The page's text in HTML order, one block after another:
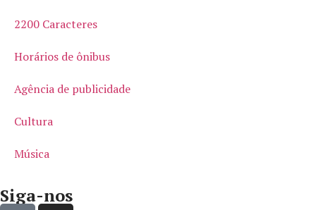
2200 Caracteres
Horários de ônibus
Agência de publicidade
Cultura
Música
Siga-nos